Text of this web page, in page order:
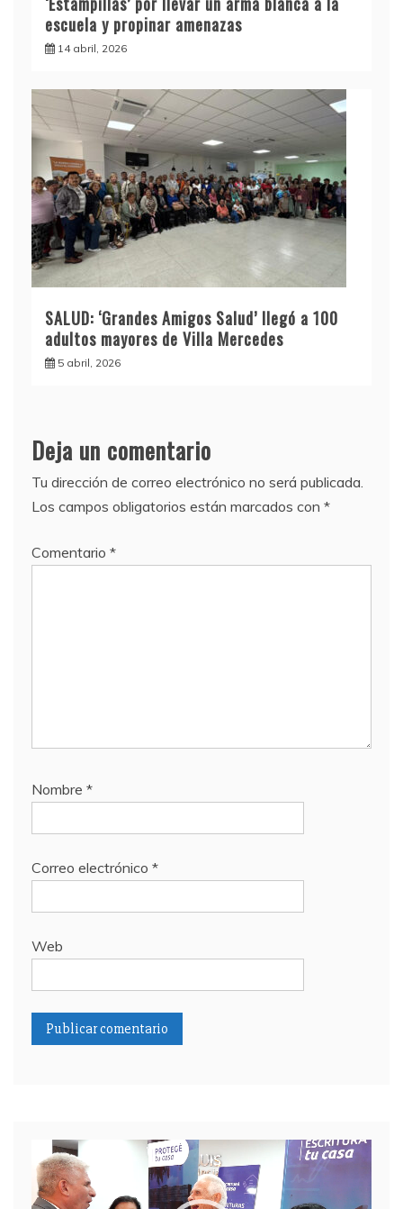
escuela y propinar amenazas
14 abril, 2026
SALUD: ‘Grandes Amigos Salud’ llegó a 100
adultos mayores de Villa Mercedes
5 abril, 2026
Deja un comentario
Tu dirección de correo electrónico no será publicada.
Los campos obligatorios están marcados con *
Comentario *
Nombre *
Correo electrónico *
Web
Reproductor
de
video